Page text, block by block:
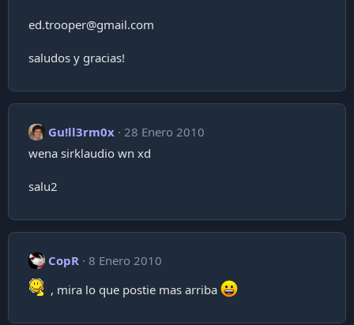
ed.trooper@gmail.com
saludos y gracias!
Gu!ll3rm0x 28 Enero 2010
wena sirklaudio wn xd
salu2
CopR 8 Enero 2010
, mira lo que postie mas arriba